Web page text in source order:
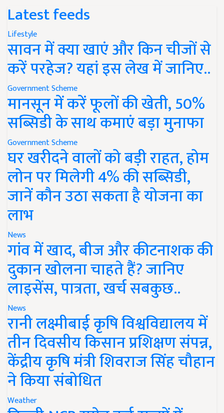
Latest feeds
Lifestyle
सावन में क्या खाएं और किन चीजों से
करें परहेज? यहां इस लेख में जानिए..
Government Scheme
मानसून में करें फूलों की खेती, 50%
सब्सिडी के साथ कमाएं बड़ा मुनाफा
Government Scheme
घर खरीदने वालों को बड़ी राहत, होम
लोन पर मिलेगी 4% की सब्सिडी,
जानें कौन उठा सकता है योजना का
लाभ
News
गांव में खाद, बीज और कीटनाशक की
दुकान खोलना चाहते हैं? जानिए
लाइसेंस, पात्रता, खर्च सबकुछ..
News
रानी लक्ष्मीबाई कृषि विश्वविद्यालय में
तीन दिवसीय किसान प्रशिक्षण संपन्न,
केंद्रीय कृषि मंत्री शिवराज सिंह चौहान
ने किया संबोधित
Weather